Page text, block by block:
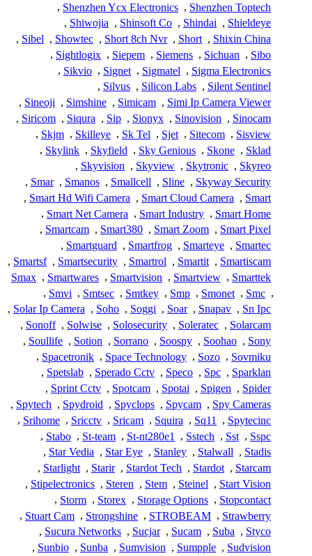
Shenzhen Toptech
,
Shenzhen Ycx Electronics
,
Shieldeye
,
Shindai
,
Shinsoft Co
,
Shiwojia
,
Shixin China
,
Short
,
Short 8ch Nvr
,
Showtec
,
Sibel
,
Sibo
,
Sichuan
,
Siemens
,
Siepem
,
Sightlogix
,
Sigma Electronics
,
Sigmatel
,
Signet
,
Sikvio
,
Silent Sentinel
,
Silicon Labs
,
Silvus
,
Simi Ip Camera Viewer
,
Simicam
,
Simshine
,
Sineoji
,
Sinocam
,
Sinovision
,
Sionyx
,
Sip
,
Siqura
,
Siricom
,
Sisview
,
Sitecom
,
Sjet
,
Sk Tel
,
Skilleye
,
Skjm
,
Sklad
,
Skone
,
Sky Genious
,
Skyfield
,
Skylink
,
Skyreo
,
Skytronic
,
Skyview
,
Skyvision
,
Skyway Security
,
Sline
,
Smallcell
,
Smanos
,
Smar
,
Smart
,
Smart Cloud Camera
,
Smart Hd Wifi Camera
,
Smart Home
,
Smart Industry
,
Smart Net Camera
,
Smart Pixel
,
Smart Zoom
,
Smart380
,
Smartcam
,
Smartec
,
Smarteye
,
Smartfrog
,
Smartguard
,
Smartiscam
,
Smartit
,
Smartrol
,
Smartsecurity
,
Smartsf
,
Smarttek
,
Smartview
,
Smartvision
,
Smartwares
,
Smax
,
Smc
,
Smonet
,
Smp
,
Smtkey
,
Smtsec
,
Smvi
,
Sn Ipc
,
Snapav
,
Soar
,
Soggi
,
Soho
,
Solar Ip Camera
,
Solarcam
,
Soleratec
,
Solosecurity
,
Solwise
,
Sonoff
,
Sony
,
Soohao
,
Soospy
,
Sorrano
,
Sotion
,
Soullife
,
Sovmiku
,
Sozo
,
Space Technology
,
Spacetronik
,
Sparklan
,
Spc
,
Speco
,
Sperado Cctv
,
Spetslab
,
Spider
,
Spigen
,
Spotai
,
Spotcam
,
Sprint Cctv
,
Spy Cameras
,
Spycam
,
Spyclops
,
Spydroid
,
Spytech
,
Spytecinc
,
Sq11
,
Squira
,
Sricam
,
Sricctv
,
Srihome
,
Sspc
,
Sst
,
Sstech
,
St-nt280e1
,
St-team
,
Stabo
,
Stadis
,
Stalwall
,
Stanley
,
Star Eye
,
Star Vedia
,
Starcam
,
Stardot
,
Stardot Tech
,
Starir
,
Starlight
,
Start Vision
,
Steinel
,
Stem
,
Steren
,
Stipelectronics
,
Stopcontact
,
Storage Options
,
Storex
,
Storm
,
Strawberry
,
STROBEAM
,
Strongshine
,
Stuart Cam
,
Styco
,
Suba
,
Sucam
,
Sucjar
,
Sucura Networks
,
Sudvision
,
Sumpple
,
Sumvision
,
Sunba
,
Sunbio
,